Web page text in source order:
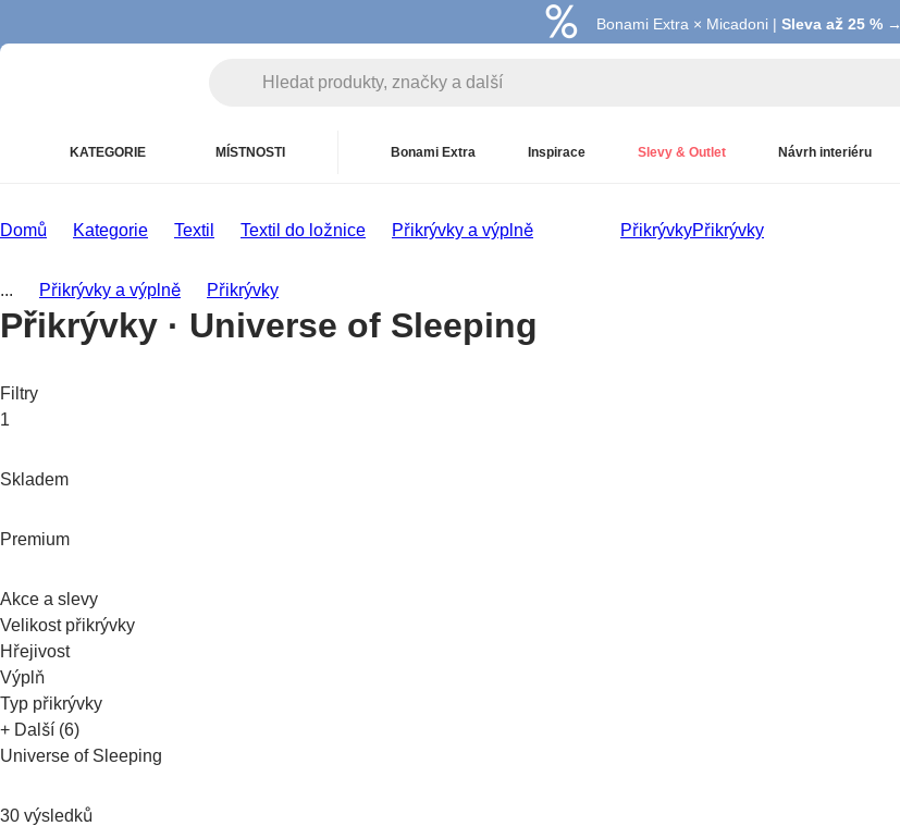
Bonami Extra × Micadoni | Sleva až 25 % →
Summer Sale |Ušetřete až 40 % →
KATEGORIE MÍSTNOSTI Bonami Extra Inspirace Slevy & Outlet Návrh interiéru
Domů Kategorie Textil Textil do ložnice Přikrývky a výplně PřikrývkyPřikrývky
... Přikrývky a výplně Přikrývky
Přikrývky · Universe of Sleeping
Filtry
1
Skladem
Premium
Akce a slevy
Velikost přikrývky
Hřejivost
Výplň
Typ přikrývky
+ Další (6)
Universe of Sleeping
30 výsledků